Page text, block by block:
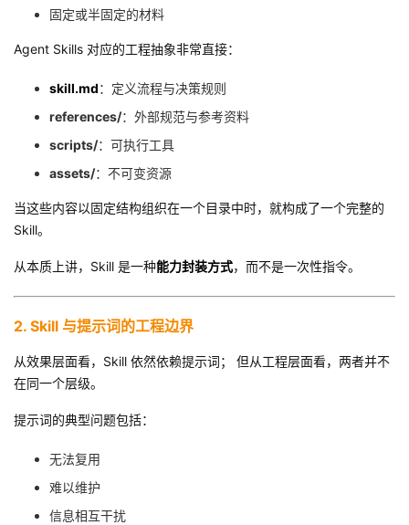
注
开
发
学
我
课
程
的
认
证
我
的
实
验
我
的
收
的
Programs
我
的
持
的
技
术
支
我
的
云
声
固定或半固定的材料
Agent Skills 对应的工程抽象非常直接：
skill.md：定义流程与决策规则
references/：外部规范与参考资料
scripts/：可执行工具
assets/：不可变资源
当这些内容以固定结构组织在一个目录中时，就构成了一个完整的
Skill。
从本质上讲，Skill 是一种能力封装方式，而不是一次性指令。
2. Skill 与提示词的工程边界
从效果层面看，Skill 依然依赖提示词； 但从工程层面看，两者并不
在同一个层级。
提示词的典型问题包括：
无法复用
难以维护
信息相互干扰